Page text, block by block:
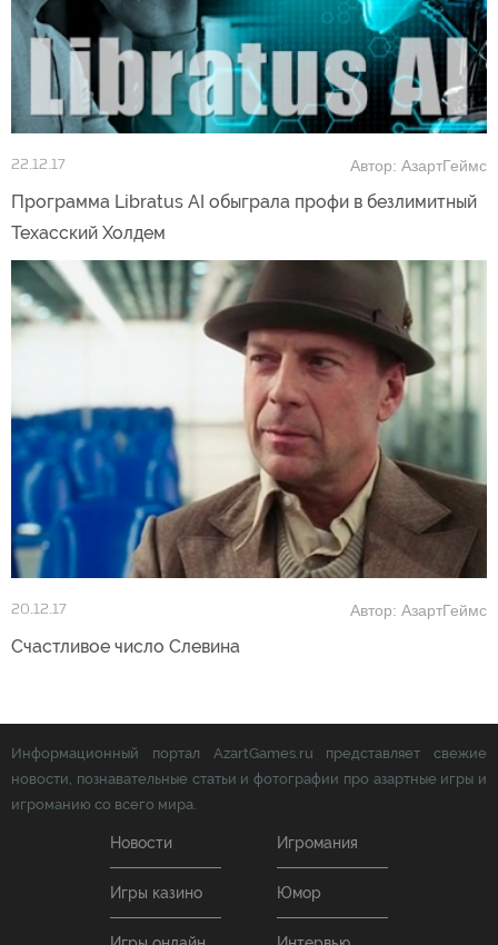
22.12.17 Автор: АзартГеймс
Программа Libratus AI обыграла профи в безлимитный
Техасский Холдем
20.12.17 Автор: АзартГеймс
Счастливое число Слевина
Информационный портал AzartGames.ru представляет свежие
новости, познавательные статьи и фотографии про азартные игры и
игроманию со всего мира.
Новости Игромания
Игры казино Юмор